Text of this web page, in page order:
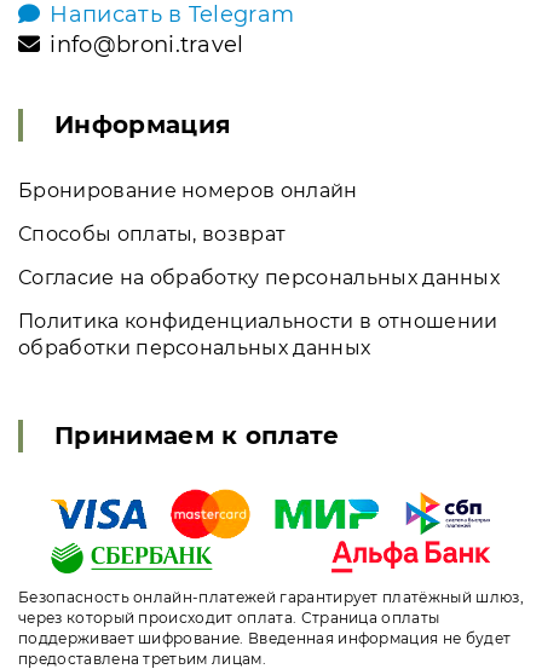
Написать в Telegram
info@broni.travel
Информация
Бронирование номеров онлайн
Способы оплаты, возврат
Согласие на обработку персональных данных
Политика конфиденциальности в отношении
обработки персональных данных
Принимаем к оплате
Безопасность онлайн-платежей гарантирует платёжный шлюз,
через который происходит оплата. Страница оплаты
поддерживает шифрование. Введенная информация не будет
предоставлена третьим лицам.